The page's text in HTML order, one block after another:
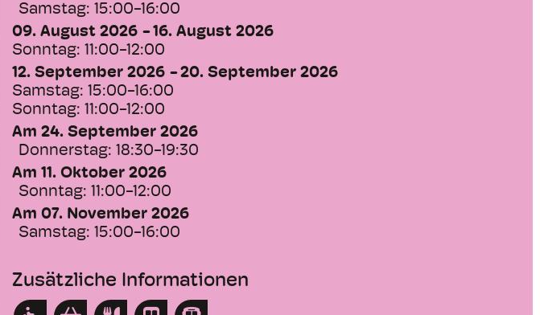
Samstag: 15:00-16:00
09. August 2026
16. August 2026
Sonntag: 11:00-12:00
12. September 2026
20. September 2026
Samstag: 15:00-16:00
Sonntag: 11:00-12:00
Am 24. September 2026
Donnerstag: 18:30-19:30
Am 11. Oktober 2026
Sonntag: 11:00-12:00
Am 07. November 2026
Samstag: 15:00-16:00
Zusätzliche Informationen